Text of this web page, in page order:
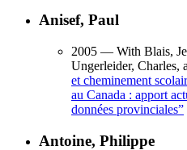
Anisef, Paul
2005 — With Blais,
Ungerleider, Charles,
et cheminement
au Canada : apport
données provinciales”
Antoine, Philippe